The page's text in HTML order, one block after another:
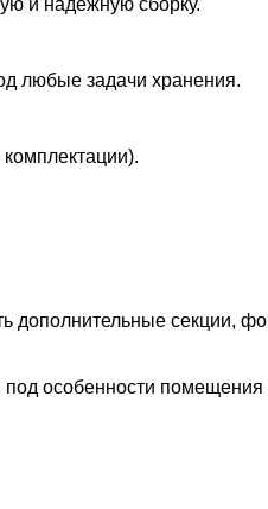
и надежную сборку.
любые задачи хранения.
дополнительные секции,
под особенности